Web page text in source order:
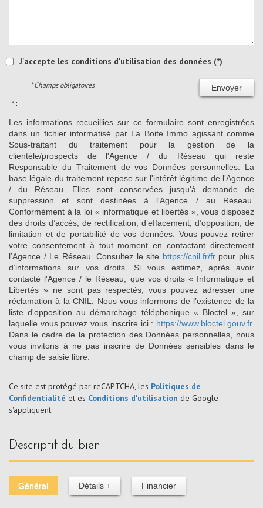
J'accepte les conditions d'utilisation des données (*)
Envoyer
* Champs obligatoires
* :
Les informations recueillies sur ce formulaire sont enregistrées
dans un fichier informatisé par La Boite Immo agissant comme
Sous-traitant du traitement pour la gestion de la
clientèle/prospects de l'Agence / du Réseau qui reste
Responsable du Traitement de vos Données personnelles. La
base légale du traitement repose sur l'intérêt légitime de l'Agence
/ du Réseau. Elles sont conservées jusqu'à demande de
suppression et sont destinées à l'Agence / au Réseau.
Conformément à la loi « informatique et libertés », vous disposez
des droits d’accès, de rectification, d’effacement, d’opposition, de
limitation et de portabilité de vos données. Vous pouvez retirer
votre consentement à tout moment en contactant directement
l’Agence / Le Réseau. Consultez le site https://cnil.fr/frpour plus
d’informations sur vos droits. Si vous estimez, après avoir
contacté l'Agence / le Réseau, que vos droits « Informatique et
Libertés » ne sont pas respectés, vous pouvez adresser une
réclamation à la CNIL. Nous vous informons de l’existence de la
liste d'opposition au démarchage téléphonique « Bloctel », sur
laquelle vous pouvez vous inscrire ici : https://www.bloctel.gouv.fr.
Dans le cadre de la protection des Données personnelles, nous
vous invitons à ne pas inscrire de Données sensibles dans le
champ de saisie libre.
Ce site est protégé par reCAPTCHA, les Politiques de
Confidentialité et es Conditions d'utilisation de Google
s'appliquent.
descriptif du bien
Général Détails + Financier